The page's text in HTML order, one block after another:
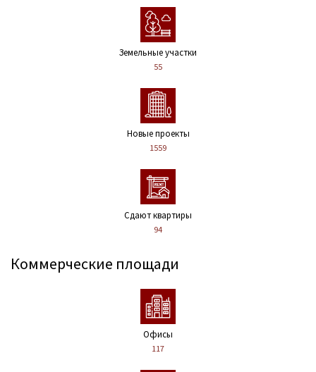
Земельные участки
55
Новые проекты
1559
Сдают квартиры
94
Коммерческие площади
Офисы
117